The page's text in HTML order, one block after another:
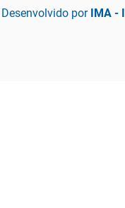
Desenvolvido por IMA -